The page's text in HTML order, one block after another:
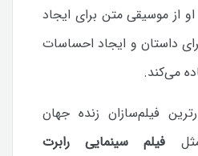
از موسیقی متن برای ایجاد
داستان و ایجاد احساسات
می‌کند.
فیلم‌سازان زنده جهان
فیلم سینمایی رابرت